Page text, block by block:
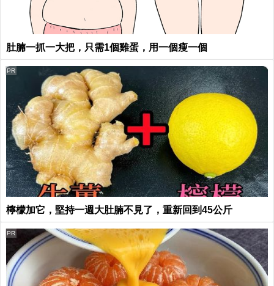
肚腩一抓一大把，只需1個雞蛋，用一個瘦一個
檸檬加它，堅持一週大肚腩不見了，重新回到45公斤
PR
PR